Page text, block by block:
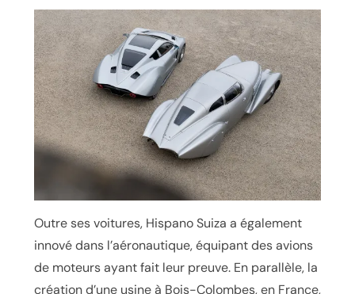
Outre ses voitures, Hispano Suiza a également
innové dans l’aéronautique, équipant des avions
de moteurs ayant fait leur preuve. En parallèle, la
création d’une usine à Bois-Colombes, en France,